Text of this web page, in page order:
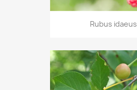
Rubus idaeus